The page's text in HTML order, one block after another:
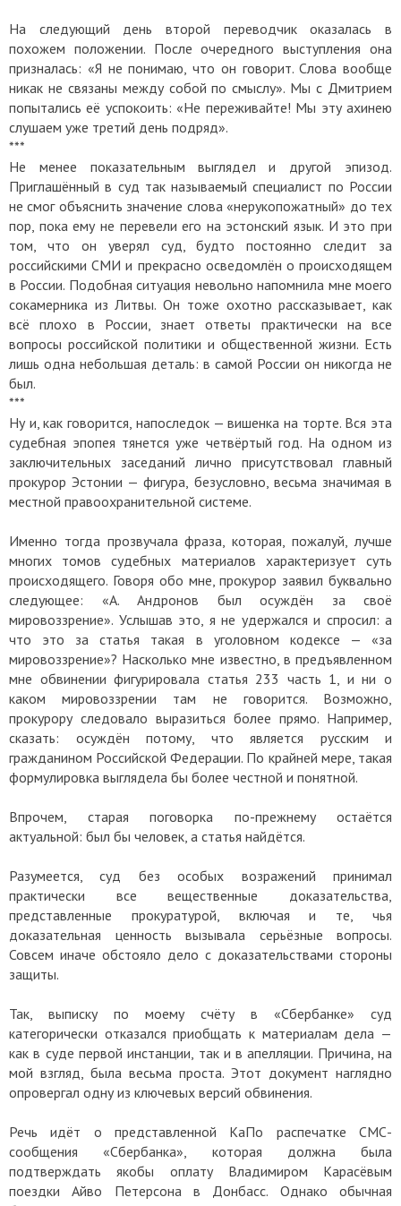
На следующий день второй переводчик оказалась в
похожем положении. После очередного выступления она
призналась: «Я не понимаю, что он говорит. Слова вообще
никак не связаны между собой по смыслу». Мы с Дмитрием
попытались её успокоить: «Не переживайте! Мы эту ахинею
слушаем уже третий день подряд».
***
Не менее показательным выглядел и другой эпизод.
Приглашённый в суд так называемый специалист по России
не смог объяснить значение слова «нерукопожатный» до тех
пор, пока ему не перевели его на эстонский язык. И это при
том, что он уверял суд, будто постоянно следит за
российскими СМИ и прекрасно осведомлён о происходящем
в России. Подобная ситуация невольно напомнила мне моего
сокамерника из Литвы. Он тоже охотно рассказывает, как
всё плохо в России, знает ответы практически на все
вопросы российской политики и общественной жизни. Есть
лишь одна небольшая деталь: в самой России он никогда не
был.
***
Ну и, как говорится, напоследок — вишенка на торте. Вся эта
судебная эпопея тянется уже четвёртый год. На одном из
заключительных заседаний лично присутствовал главный
прокурор Эстонии — фигура, безусловно, весьма значимая в
местной правоохранительной системе.
Именно тогда прозвучала фраза, которая, пожалуй, лучше
многих томов судебных материалов характеризует суть
происходящего. Говоря обо мне, прокурор заявил буквально
следующее: «А. Андронов был осуждён за своё
мировоззрение». Услышав это, я не удержался и спросил: а
что это за статья такая в уголовном кодексе — «за
мировоззрение»? Насколько мне известно, в предъявленном
мне обвинении фигурировала статья 233 часть 1, и ни о
каком мировоззрении там не говорится. Возможно,
прокурору следовало выразиться более прямо. Например,
сказать: осуждён потому, что является русским и
гражданином Российской Федерации. По крайней мере, такая
формулировка выглядела бы более честной и понятной.
Впрочем, старая поговорка по-прежнему остаётся
актуальной: был бы человек, а статья найдётся.
Разумеется, суд без особых возражений принимал
практически все вещественные доказательства,
представленные прокуратурой, включая и те, чья
доказательная ценность вызывала серьёзные вопросы.
Совсем иначе обстояло дело с доказательствами стороны
защиты.
Так, выписку по моему счёту в «Сбербанке» суд
категорически отказался приобщать к материалам дела —
как в суде первой инстанции, так и в апелляции. Причина, на
мой взгляд, была весьма проста. Этот документ наглядно
опровергал одну из ключевых версий обвинения.
Речь идёт о представленной КаПо распечатке СМС-
сообщения «Сбербанка», которая должна была
подтверждать якобы оплату Владимиром Карасёвым
поездки Айво Петерсона в Донбасс. Однако обычная